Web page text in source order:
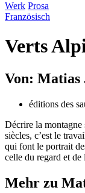
Werk Prosa
Französisch
Verts
Von: Matias
éditions des
Décrire la montagne
siècles, c’est le
qui font le portrait
celle du regard et de
Mehr zu